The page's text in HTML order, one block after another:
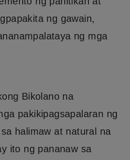
ng gawain,
ng mga
Bikolano na
pakikipagsapalaran ng
halimaw at natural na
ito ng pananaw sa